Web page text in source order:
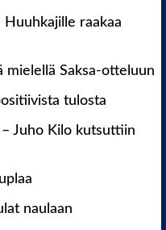
raakaa
mielellä Saksa-otteluun
tulosta
Juho Kilo kutsuttiin
naulaan